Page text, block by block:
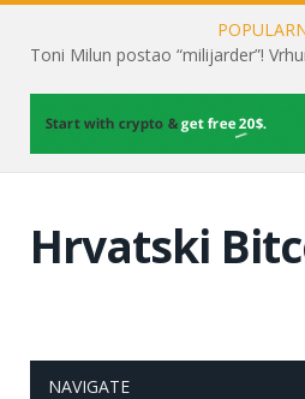
Hrvatski
NAVIGATE